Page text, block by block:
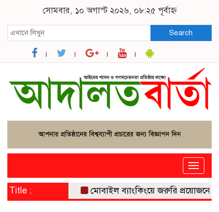
সোমবার, ১০ অগাস্ট ২০২৬, ০৮:২৫ পূর্বাহ্ন
Search
Toggle
Title : মোবাইল ব্যাংকিংয়ে জরুরি প্রয়োজনে